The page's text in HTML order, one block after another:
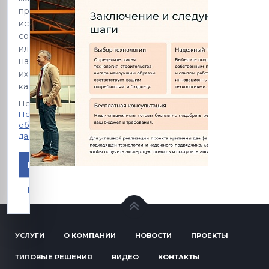
принять
использование
cookie
или
настроить
их
категории.
Подробнее:
Политика
обработки
данных
Принять
Настроить
УСЛУГИ О КОМПАНИИ НОВОСТИ ПРОЕКТЫ
ТИПОВЫЕ РЕШЕНИЯ ВИДЕО КОНТАКТЫ